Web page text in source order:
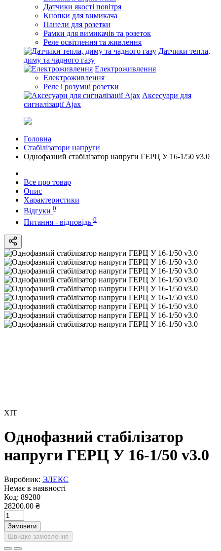
Датчики якості повітря
Кнопки для вимикача
Панели для розетки
Рамки для вимикачів та розеток
Реле освітлення та живлення
Датчики тепла,
диму та чадного газу
Електроживлення
Електроживлення
Реле і розумні розетки
Аксесуари для
сигналізації Ajax
Головна
Стабілізатори напруги
Однофазний стабілізатор напруги ГЕРЦ У 16-1/50 v3.0
Все про товар
Опис
Характеристики
Відгуки 0
Питання - відповідь 0
ХІТ
Однофазний стабілізатор
напруги ГЕРЦ У 16-1/50 v3.0
Виробник: ЭЛЕКС
Немає в наявності
Код: 89280
28200.00 ₴
Замовити
Швидке замовлення